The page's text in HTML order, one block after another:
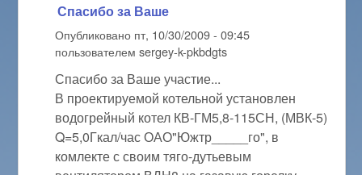
Спасибо за Ваше
Опубликовано пт, 10/30/2009 - 09:45
пользователемsergey-k-pkbdgts
Спасибо за Ваше участие...
В проектируемой котельной установлен
водогрейный котел КВ-ГМ5,8-115СН, (МВК-5)
Q=5,0Гкал/час ОАО"Южтр_____го", в
комлекте с своим тяго-дутьевым